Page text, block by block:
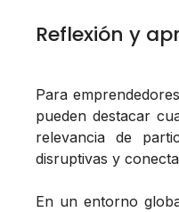
Reflexión y
Para
pueden destacar
relevancia de
disruptivas y
En un entorno